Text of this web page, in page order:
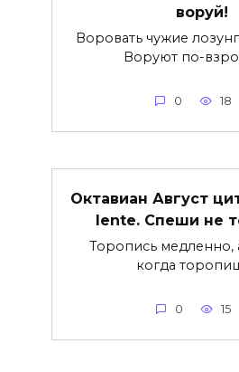
воруй!
Воровать чужие
Воруют по-
0 18
Октавиан Август
lente. Спеши не
Торопись медленно,
когда
0 15